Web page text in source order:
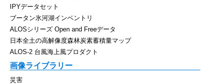
IPYデータセット
ブータン氷河湖インベントリ
ALOSシリーズ Open and Freeデータ
日本全土の高解像度森林炭素蓄積量マップ
ALOS-2 台風海上風プロダクト
画像ライブラリー
災害